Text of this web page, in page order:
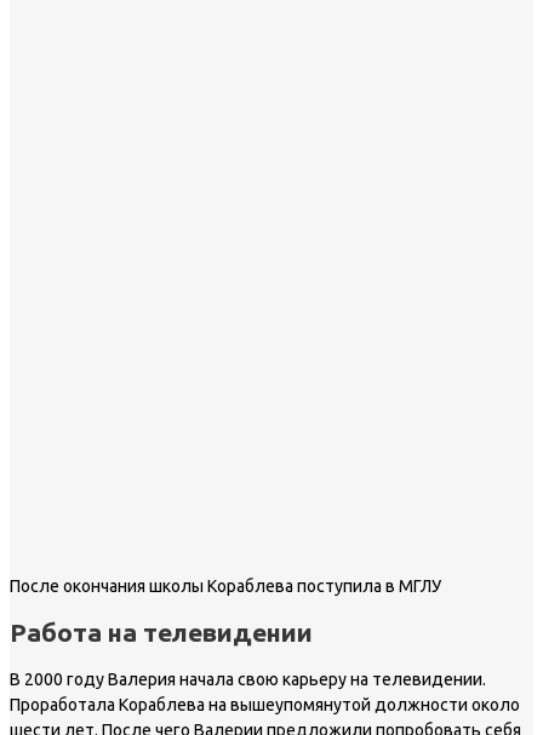
После окончания школы Кораблева поступила в МГЛУ
Работа на телевидении
В 2000 году Валерия начала свою карьеру на телевидении.
Проработала Кораблева на вышеупомянутой должности около
шести лет. После чего Валерии предложили попробовать себя